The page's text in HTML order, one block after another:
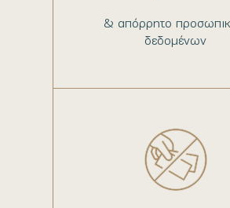
& απόρρητο
δεδομένων